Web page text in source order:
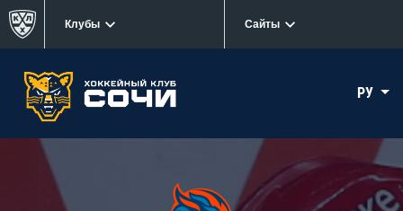
Клубы Сайты
РУ